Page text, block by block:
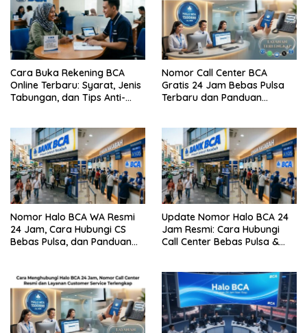
Cara Buka Rekening BCA
Online Terbaru: Syarat, Jenis
Tabungan, dan Tips Anti-
Nomor Call Center BCA
Gratis 24 Jam Bebas Pulsa
Terbaru dan Panduan
Nomor Halo BCA WA Resmi
24 Jam, Cara Hubungi CS
Bebas Pulsa, dan Panduan
Update Nomor Halo BCA 24
Jam Resmi: Cara Hubungi
Call Center Bebas Pulsa &